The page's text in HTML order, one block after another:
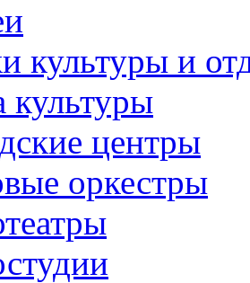
культуры и
центры
оркестры